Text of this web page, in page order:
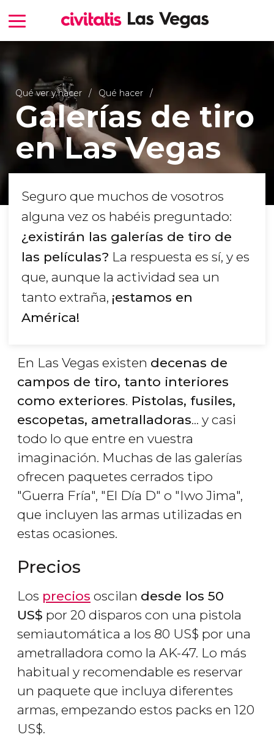
Qué ver y hacer Qué hacer
Galerías de tiro
en Las Vegas
Seguro que muchos de vosotros
alguna vez os habéis preguntado:
¿existirán las galerías de tiro de
las películas? La respuesta es sí, y es
que, aunque la actividad sea un
tanto extraña, ¡estamos en
América!
En Las Vegas existen decenas de
campos de tiro, tanto interiores
como exteriores. Pistolas, fusiles,
escopetas, ametralladoras... y casi
todo lo que entre en vuestra
imaginación. Muchas de las galerías
ofrecen paquetes cerrados tipo
"Guerra Fría", "El Día D" o "Iwo Jima",
que incluyen las armas utilizadas en
estas ocasiones.
Precios
Los precios oscilan desde los 50
US$ por 20 disparos con una pistola
semiautomática a los 80 US$ por una
ametralladora como la AK-47. Lo más
habitual y recomendable es reservar
un paquete que incluya diferentes
armas, empezando estos packs en 120
US$.